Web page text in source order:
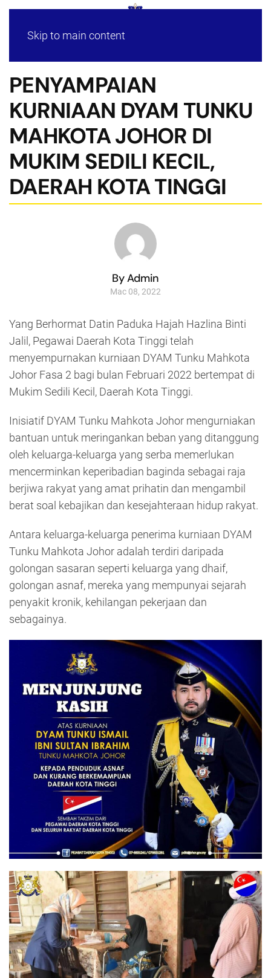
Skip to main content
PENYAMPAIAN
KURNIAAN DYAM TUNKU
MAHKOTA JOHOR DI
MUKIM SEDILI KECIL,
DAERAH KOTA TINGGI
By Admin
Mac 08, 2022
Yang Berhormat Datin Paduka Hajah Hazlina Binti
Jalil, Pegawai Daerah Kota Tinggi telah
menyempurnakan kurniaan DYAM Tunku Mahkota
Johor Fasa 2 bagi bulan Februari 2022 bertempat di
Mukim Sedili Kecil, Daerah Kota Tinggi.
Inisiatif DYAM Tunku Mahkota Johor mengurniakan
bantuan untuk meringankan beban yang ditanggung
oleh keluarga-keluarga yang serba memerlukan
mencerminkan keperibadian baginda sebagai raja
berjiwa rakyat yang amat prihatin dan mengambil
berat soal kebajikan dan kesejahteraan hidup rakyat.
Antara keluarga-keluarga penerima kurniaan DYAM
Tunku Mahkota Johor adalah terdiri daripada
golongan sasaran seperti keluarga yang dhaif,
golongan asnaf, mereka yang mempunyai sejarah
penyakit kronik, kehilangan pekerjaan dan
sebagainya.